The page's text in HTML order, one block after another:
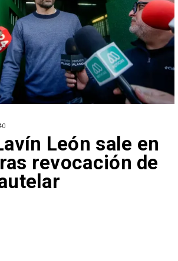
León sale en
revocación de